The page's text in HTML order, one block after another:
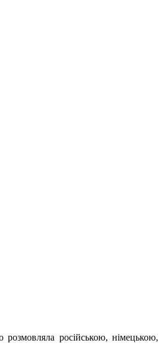
російською, німецькою,